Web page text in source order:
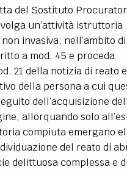
del Sostituto
un’attività istruttoria
invasiva, nell’ambito
a mod. 45 e proceda
21 della notizia di reato
della persona a cui
dell’acquisizione
allorquando solo
compiuta emergano
del reato di
delittuosa complessa e